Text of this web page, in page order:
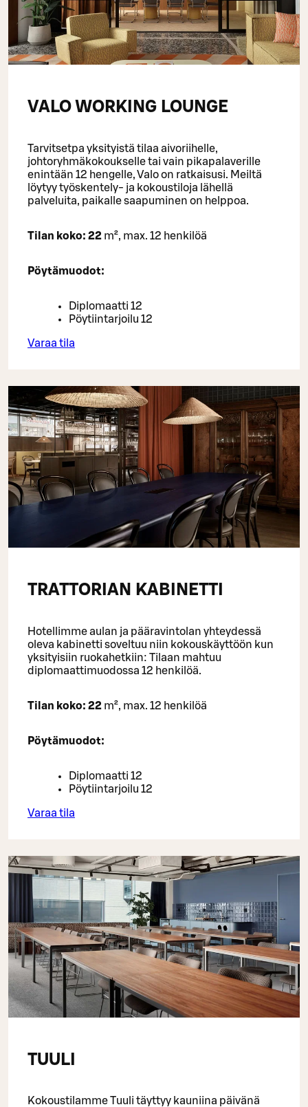
VALO WORKING LOUNGE
Tarvitsetpa yksityistä tilaa aivoriihelle,
johtoryhmäkokoukselle tai vain pikapalaverille
enintään 12 hengelle, Valo on ratkaisusi. Meiltä
löytyy työskentely- ja kokoustiloja lähellä
palveluita, paikalle saapuminen on helppoa.
Tilan koko: 22 m², max. 12 henkilöä
Pöytämuodot:
Diplomaatti 12
Pöytiintarjoilu 12
Varaa tila
TRATTORIAN KABINETTI
Hotellimme aulan ja pääravintolan yhteydessä
oleva kabinetti soveltuu niin kokouskäyttöön kun
yksityisiin ruokahetkiin: Tilaan mahtuu
diplomaattimuodossa 12 henkilöä.
Tilan koko: 22 m², max. 12 henkilöä
Pöytämuodot:
Diplomaatti 12
Pöytiintarjoilu 12
Varaa tila
TUULI
Kokoustilamme Tuuli täyttyy kauniina päivänä